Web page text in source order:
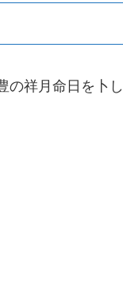
の祥月命日を卜し